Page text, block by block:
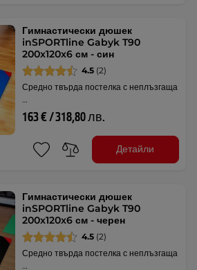
Гимнастически дюшек
inSPORTline Gabyk T90
200x120x6 см - син
4.5 (2)
Средно твърда постелка с неплъзгаща
163 € / 318,80 лв.
Детайли
Гимнастически дюшек
inSPORTline Gabyk T90
200x120x6 см - черен
4.5 (2)
Средно твърда постелка с неплъзгаща